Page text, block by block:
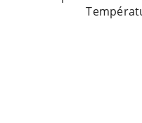
Température de fonctionnement: 0 ℃ à 40 ℃(32 ℉ à 104 ℉)